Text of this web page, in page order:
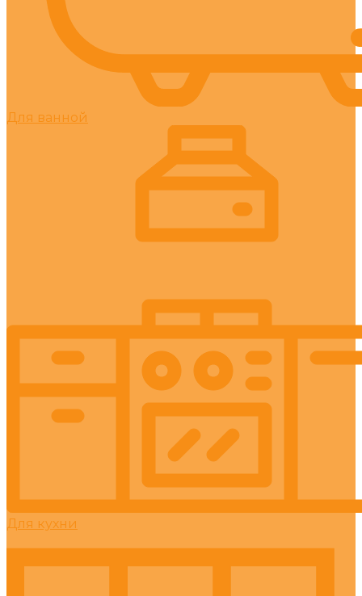
Для ванной
Для кухни